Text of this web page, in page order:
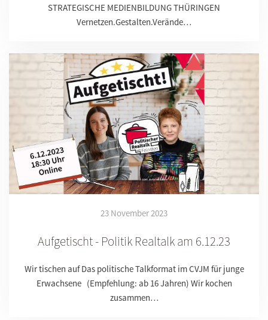
STRATEGISCHE MEDIENBILDUNG THÜRINGEN
Vernetzen.Gestalten.Verände…
23 November 2023
Aufgetischt - Politik Realtalk am 6.12.23
Wir tischen auf Das politische Talkformat im CVJM für junge
Erwachsene (Empfehlung: ab 16 Jahren) Wir kochen
zusammen…